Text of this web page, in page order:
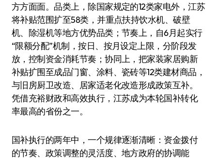
方方面面。品类上，除国家规定的12类家电外，江苏
将补贴范围扩至58类，并重点扶持饮水机、破壁
机、除湿机等地方优势品类；节奏上，自6月起实行
“限额分配”机制，按日、按月设定上限，分阶段发
放，控制资金消耗节奏；协同上，把家装家居购新
补贴扩围至成品门窗、涂料、瓷砖等12类建材商品，
与旧房厨卫改造、居家适老化改造形成政策互补。
凭借充裕财政和高效执行，江苏成为本轮国补转化
率最高的省份之一。
国补执行的两年中，一个规律逐渐清晰：资金拨付
的节奏、政策调整的灵活度、地方政府的协调能